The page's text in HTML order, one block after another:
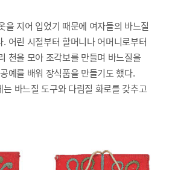
을 지어 입었기 때문에 여자들의 바느질
어린 시절부터 할머니나 어머니로부터
천을 모아 조각보를 만들며 바느질을
예를 배워 장식품을 만들기도 했다.
바느질 도구와 다림질 화로를 갖추고